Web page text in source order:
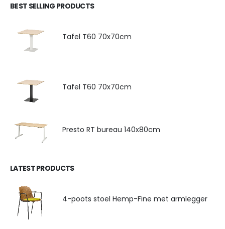
BEST SELLING PRODUCTS
Tafel T60 70x70cm
Tafel T60 70x70cm
Presto RT bureau 140x80cm
LATEST PRODUCTS
4-poots stoel Hemp-Fine met armlegger